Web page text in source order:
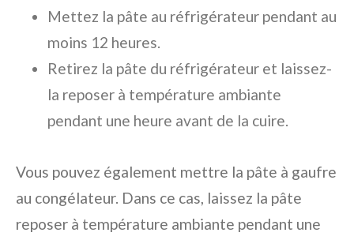
Mettez la pâte au réfrigérateur pendant au
moins 12 heures.
Retirez la pâte du réfrigérateur et laissez-
la reposer à température ambiante
pendant une heure avant de la cuire.
Vous pouvez également mettre la pâte à gaufre
au congélateur. Dans ce cas, laissez la pâte
reposer à température ambiante pendant une